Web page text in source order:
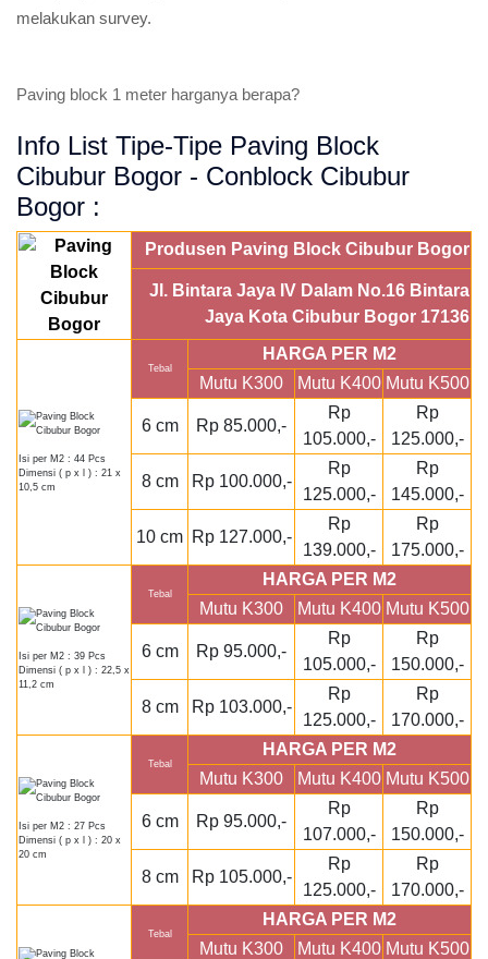
melakukan survey.
Paving block 1 meter harganya berapa?
Info List Tipe-Tipe Paving Block
Cibubur Bogor - Conblock Cibubur
Bogor :
Produsen Paving Block Cibubur Bogor
Jl. Bintara Jaya IV Dalam No.16 Bintara
Jaya Kota Cibubur Bogor 17136
Isi per M2 : 44 Pcs
Dimensi ( p x l ) : 21 x
10,5 cm
Tebal
HARGA PER M2
Mutu K300
Mutu K400 Mutu K500
6 cm Rp 85.000,-
Rp
105.000,-
Rp
125.000,-
8 cm Rp 100.000,-
Rp
125.000,-
Rp
145.000,-
10 cm Rp 127.000,-
Rp
139.000,-
Rp
175.000,-
Isi per M2 : 39 Pcs
Dimensi ( p x l ) : 22,5 x
11,2 cm
Tebal
HARGA PER M2
Mutu K300
Mutu K400 Mutu K500
6 cm Rp 95.000,-
Rp
105.000,-
Rp
150.000,-
8 cm Rp 103.000,-
Rp
125.000,-
Rp
170.000,-
Isi per M2 : 27 Pcs
Dimensi ( p x l ) : 20 x
20 cm
Tebal
HARGA PER M2
Mutu K300
Mutu K400 Mutu K500
6 cm Rp 95.000,-
Rp
107.000,-
Rp
150.000,-
8 cm Rp 105.000,-
Rp
125.000,-
Rp
170.000,-
Tebal
HARGA PER M2
Mutu K300
Mutu K400 Mutu K500